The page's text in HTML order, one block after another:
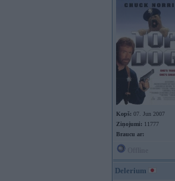
Kopš: 07. Jun 2007
Ziņojumi: 11777
Braucu ar:
Delerium